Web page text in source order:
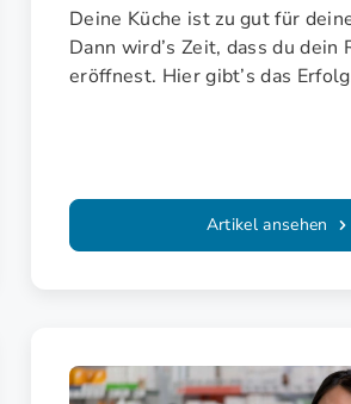
Deine Küche ist zu gut für
Dann wird’s Zeit, dass du dein
eröffnest. Hier gibt’s das
Artikel ansehen